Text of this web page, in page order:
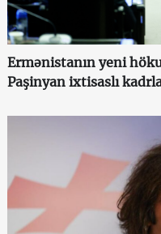
Ermənistanın yeni
Paşinyan ixtisaslı